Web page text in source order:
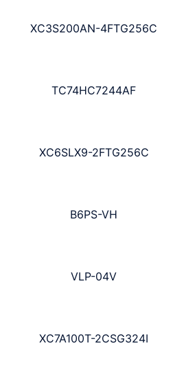
XC3S200AN-4FTG256C
TC74HC7244AF
XC6SLX9-2FTG256C
B6PS-VH
VLP-04V
XC7A100T-2CSG324I